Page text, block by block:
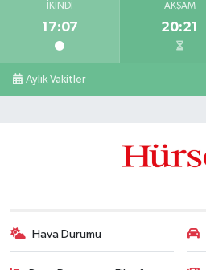
İKINDI
17:07
AKŞAM
20:21
Aylık Vakitler
Hava Durumu